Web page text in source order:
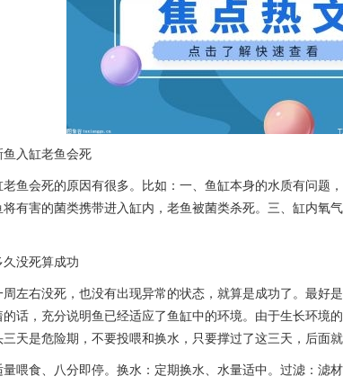
鱼入缸老鱼会死
老鱼会死的原因有很多。比如：一、鱼缸本身的水质有问题
有害的菌类携带进入缸内，老鱼被菌类杀死。三、缸内氧
久没死算成功
周左右没死，也没有出现异常的状态，就算是成功了。最好
的话，充分说明鱼已经适应了鱼缸中的环境。由于生长环境
天是危险期，不要投喂和换水，只要撑过了这三天，后面就
量喂食、八分即停。换水：定期换水、水量适中。过滤：滤